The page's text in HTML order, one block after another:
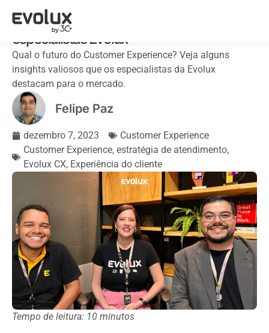
3 insights de Customer Experience com
especialistas Evolux
Qual o futuro do Customer Experience? Veja alguns
insights valiosos que os especialistas da Evolux
destacam para o mercado.
Felipe Paz
dezembro 7, 2023
Customer Experience
Customer Experience, estratégia de atendimento,
Evolux CX, Experiência do cliente
Tempo de leitura: 10 minutos